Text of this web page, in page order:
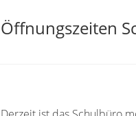
Öffnungszeiten